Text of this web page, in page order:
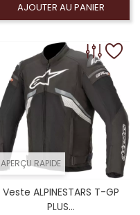
AJOUTER AU PANIER
APERÇU RAPIDE
Veste ALPINESTARS T-GP
PLUS...